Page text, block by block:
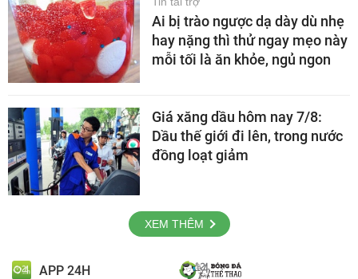
Ai bị trào ngược dạ dày dù nhẹ
hay nặng thì thử ngay mẹo này
mỗi tối là ăn khỏe, ngủ ngon
Giá xăng dầu hôm nay 7/8:
Dầu thế giới đi lên, trong nước
đồng loạt giảm
XEM THÊM
APP 24H